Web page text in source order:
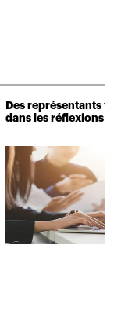
Des représentants
dans les réflexions de